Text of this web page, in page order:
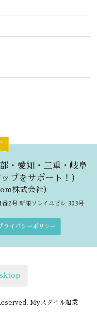
・愛知・三重・岐阜
プをサポート！）
株式会社）
2号 新栄ソレイユビル 303号
ライバシーポリシー
Myスタイル起業